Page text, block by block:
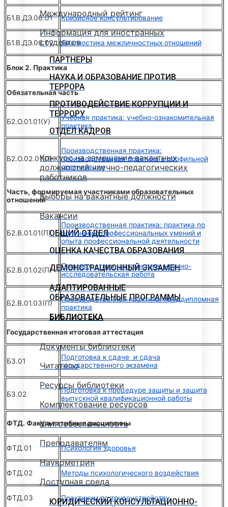
Международный рейтинг
Информация для иностранных
студентов
ПАРТНЕРЫ
НАУКА И ОБРАЗОВАНИЕ ПРОТИВ
ТЕРРОРА
ПРОТИВОДЕЙСТВИЕ КОРРУПЦИИ И
ТЕРРОРУ
ОТДЕЛ КАДРОВ
Конкурс на замещение вакантных
должностей научно-педагогических
работников
Выборы на вакантные должности
Вакансии
ОБЩИЙ ОТДЕЛ
ОЦЕНКА КАЧЕСТВА ОБРАЗОВАНИЯ
ДЕМОНСТРАЦИОННЫЙ ЭКЗАМЕН
АДАПТИРОВАННЫЕ
ОБРАЗОВАТЕЛЬНЫЕ ПРОГРАММЫ
БИБЛИОТЕКА
Документы библиотеки
Читателю
Ресурсы библиотеки
Комплектование ресурсов
Книгообеспеченность
Преподавателям
Наукометрия
Доступная среда
ЮРИДИЧЕСКИЙ КОНСУЛЬТАЦИОННО-
Б1.В.ДЭ.06.01 Кризисное консультирование
Б1.В.ДЭ.06.02 Диагностика межличностных отношений
Блок 2. Практика
Обязательная часть
Б2.О.01.01(У)
Учебная практика: учебно-ознакомительная
практика
Б2.О.02.01(П)
Производственная практика:
производственная практика в профильной
организации
Часть, формируемая участниками образовательных
отношений
Б2.В.01.01(П)
Производственная практика: практика по
получению профессиональных умений и
опыта профессиональной деятельности
Б2.В.01.02(П)
Производственная практика: научно-
исследовательская работа
Б2.В.01.03(П)
Производственная практика: преддипломная
практика
Государственная итоговая аттестация
Б3.01
Подготовка к сдаче и сдача
государственного экзамена
Б3.02
Подготовка к процедуре защиты и защита
выпускной квалификационной работы
ФТД. Факультативные дисциплины
ФТД.01 Психология здоровья
ФТД.02 Методы психологического воздействия
ФТД.03 Практикум по трудоустройству